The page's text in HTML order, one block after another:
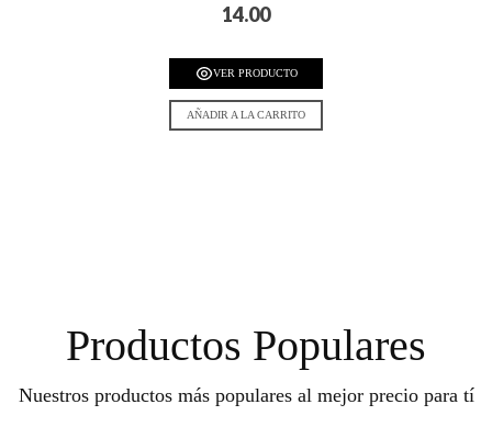
14.00
VER PRODUCTO
AÑADIR A LA CARRITO
Productos Populares
Nuestros productos más populares al mejor precio para tí